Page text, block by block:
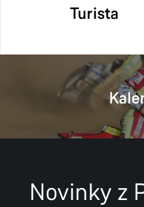
Turista
Novinky z